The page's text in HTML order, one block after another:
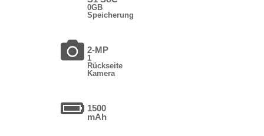
0GB
Speicherung
2-MP
1
Rückseite
Kamera
1500
mAh